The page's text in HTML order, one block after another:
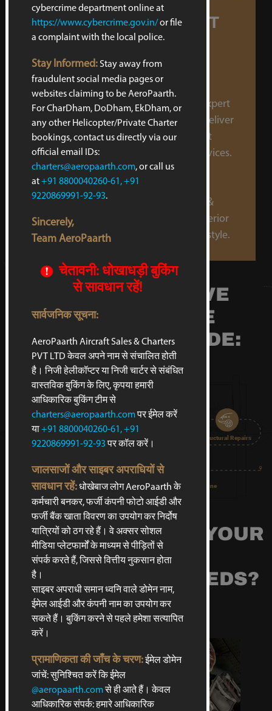
KEEP YOUR AIRCRAFT
OPERATIONAL & AIR-
WORTHY WITH
AEROPAARTH
AeroPaarth has a dedicated team of expert
technicians that has been created to deliver
world-class and fully integrated aircraft
maintenance, repair, and overhaul services.
Our range of services comprises
comprehensive aircraft maintenance
including heavy maintenance, checks &
repairs to complete overhauls, and interior
refurbishments to match your taste & style.
OUR
COMPREHENSIVE
MAINTENANCE
SERVICES INCLUDE:
Line Maintenance Structural Repairs
Designing & painting of
aircraft exteriors and interiors
Component & Engine
Maintenance
WHY CHOOSE
AEROPAARTH FOR YOUR
AIRCRAFT
MAINTENANCE NEEDS?
cybercrime department online at
https://www.cybercrime.gov.in/or file
a complaint with the local police.
Stay Informed:Stay away from
fraudulent social media pages or
websites claiming to be AeroPaarth.
For CharDham, DoDham, EkDham, or
any other Helicopter/Private Charter
bookings, contact us directly via our
official email IDs:
charters@aeropaarth.com, or call us
at+91 8800040260-61, +91
9220869991-92-93.
Sincerely,
Team AeroPaarth
चेतावनी: धोखाधड़ी बुकिंग
से सावधान रहें!
सार्वजनिक सूचना:
AeroPaarth Aircraft Sales & Charters
PVT LTD केवल अपने नाम से संचालित होती
है। निजी हेलीकॉप्टर या निजी चार्टर से संबंधित
वास्तविक बुकिंग के लिए, कृपया हमारी
आधिकारिक बुकिंग टीम से
charters@aeropaarth.comपर ईमेल करें
या+91 8800040260-61, +91
9220869991-92-93पर कॉल करें।
जालसाजों और साइबर अपराधियों से
सावधान रहें:धोखेबाज लोग AeroPaarth के
कर्मचारी बनकर, फर्जी कंपनी फोटो आईडी और
फर्जी बैंक खाता विवरण का उपयोग कर निर्दोष
यात्रियों को ठग रहे हैं। वे अक्सर सोशल
मीडिया प्लेटफार्मों के माध्यम से पीड़ितों से
संपर्क करते हैं, जिससे वित्तीय नुकसान होता
है।
साइबर अपराधी समान ध्वनि वाले डोमेन नाम,
ईमेल आईडी और कंपनी नाम का उपयोग कर
सकते हैं। बुकिंग करने से पहले हमेशा सत्यापित
करें।
प्रामाणिकता की जाँच के चरण:ईमेल डोमेन
जांचें: सुनिश्चित करें कि ईमेल
@aeropaarth.comसे ही आते हैं। केवल
आधिकारिक संपर्क: हमारे आधिकारिक